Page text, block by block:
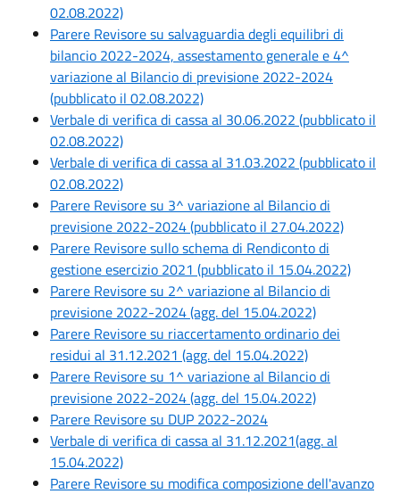
02.08.2022)
Parere Revisore su salvaguardia degli equilibri di
bilancio 2022-2024, assestamento generale e 4^
variazione al Bilancio di previsione 2022-2024
(pubblicato il 02.08.2022)
Verbale di verifica di cassa al 30.06.2022 (pubblicato il
02.08.2022)
Verbale di verifica di cassa al 31.03.2022 (pubblicato il
02.08.2022)
Parere Revisore su 3^ variazione al Bilancio di
previsione 2022-2024 (pubblicato il 27.04.2022)
Parere Revisore sullo schema di Rendiconto di
gestione esercizio 2021 (pubblicato il 15.04.2022)
Parere Revisore su 2^ variazione al Bilancio di
previsione 2022-2024 (agg. del 15.04.2022)
Parere Revisore su riaccertamento ordinario dei
residui al 31.12.2021 (agg. del 15.04.2022)
Parere Revisore su 1^ variazione al Bilancio di
previsione 2022-2024 (agg. del 15.04.2022)
Parere Revisore su DUP 2022-2024
Verbale di verifica di cassa al 31.12.2021(agg. al
15.04.2022)
Parere Revisore su modifica composizione dell'avanzo